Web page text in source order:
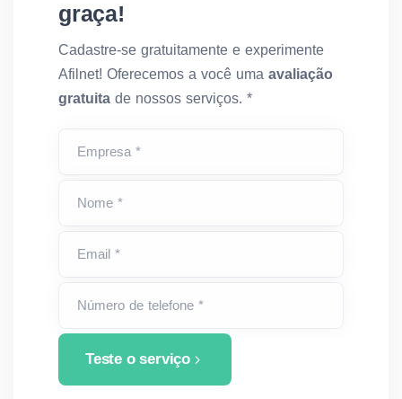
graça!
Cadastre-se gratuitamente e experimente
Afilnet! Oferecemos a você uma avaliação
gratuita de nossos serviços. *
Empresa *
Nome *
Email *
Número de telefone *
Teste o serviço